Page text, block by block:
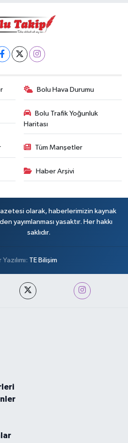
Bolu Hava Durumu
Bolu Trafik Yoğunluk
Haritası
Tüm Manşetler
Haber Arşivi
olarak, haberlerimizin kaynak
yayımlanması yasaktır. Her hakkı
saklıdır.
TE Bilişim